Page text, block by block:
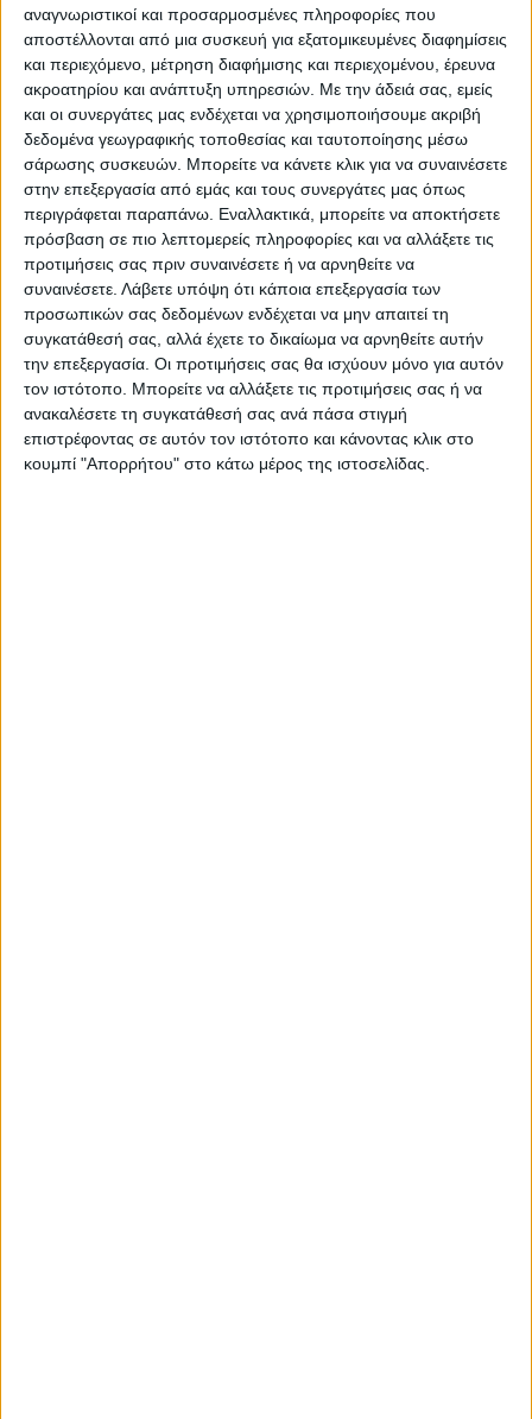
αναγνωριστικοί και προσαρμοσμένες πληροφορίες που
αποστέλλονται από μια συσκευή για εξατομικευμένες διαφημίσεις
και περιεχόμενο, μέτρηση διαφήμισης και περιεχομένου, έρευνα
ακροατηρίου και ανάπτυξη υπηρεσιών. Με την άδειά σας, εμείς
και οι συνεργάτες μας ενδέχεται να χρησιμοποιήσουμε ακριβή
δεδομένα γεωγραφικής τοποθεσίας και ταυτοποίησης μέσω
σάρωσης συσκευών. Μπορείτε να κάνετε κλικ για να συναινέσετε
στην επεξεργασία από εμάς και τους συνεργάτες μας όπως
περιγράφεται παραπάνω. Εναλλακτικά, μπορείτε να αποκτήσετε
πρόσβαση σε πιο λεπτομερείς πληροφορίες και να αλλάξετε τις
προτιμήσεις σας πριν συναινέσετε ή να αρνηθείτε να
συναινέσετε. Λάβετε υπόψη ότι κάποια επεξεργασία των
προσωπικών σας δεδομένων ενδέχεται να μην απαιτεί τη
συγκατάθεσή σας, αλλά έχετε το δικαίωμα να αρνηθείτε αυτήν
την επεξεργασία. Οι προτιμήσεις σας θα ισχύουν μόνο για αυτόν
τον ιστότοπο. Μπορείτε να αλλάξετε τις προτιμήσεις σας ή να
ανακαλέσετε τη συγκατάθεσή σας ανά πάσα στιγμή
επιστρέφοντας σε αυτόν τον ιστότοπο και κάνοντας κλικ στο
κουμπί "Απορρήτου" στο κάτω μέρος της ιστοσελίδας.
ΠΑΡΟΜΟΙΑ ΑΡΘΡΑ
ΑΓΡΟΤΙΚΑ